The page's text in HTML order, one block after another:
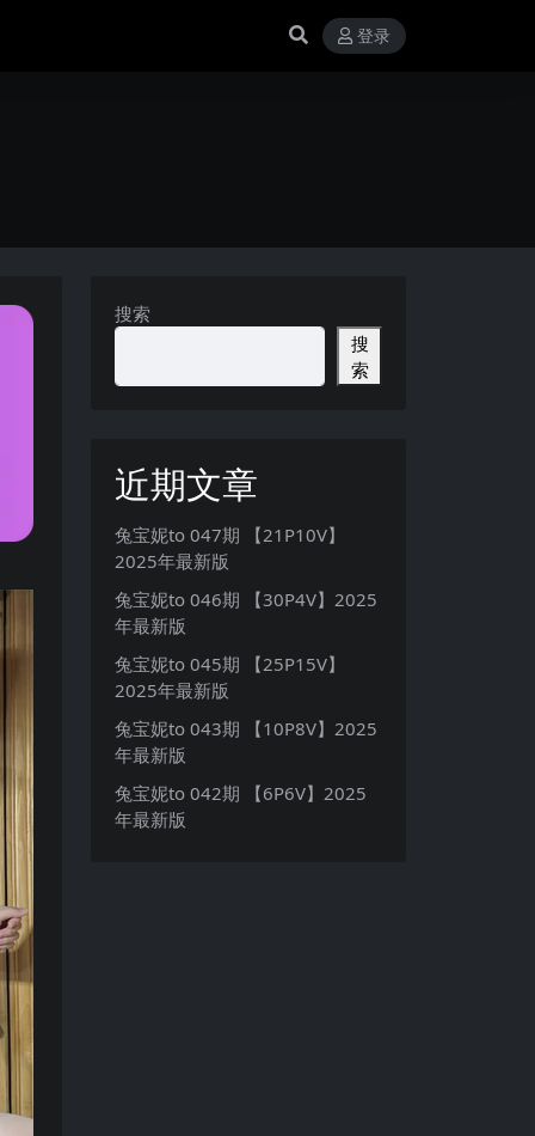
登录
搜索
搜
索
近期文章
兔宝妮to 047期 【21P10V】
2025年最新版
兔宝妮to 046期 【30P4V】2025
年最新版
兔宝妮to 045期 【25P15V】
2025年最新版
兔宝妮to 043期 【10P8V】2025
年最新版
兔宝妮to 042期 【6P6V】2025
年最新版